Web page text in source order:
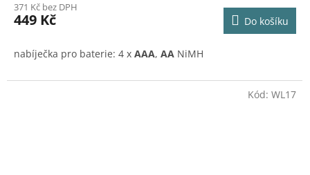
produktu
je
z
371 Kč bez DPH
449 Kč Do košíku
nabíječka pro baterie: 4 x AAA, AA NiMH
Kód: WL17